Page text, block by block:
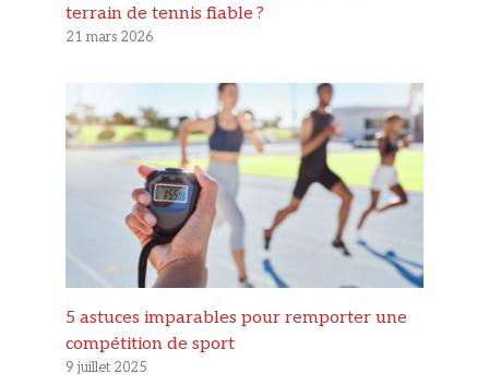
terrain de tennis fiable ?
21 mars 2026
5 astuces imparables pour remporter une
compétition de sport
9 juillet 2025